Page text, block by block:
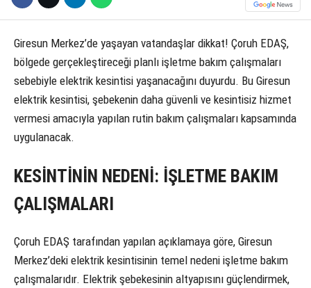
Giresun Merkez’de yaşayan vatandaşlar dikkat! Çoruh EDAŞ,
bölgede gerçekleştireceği planlı işletme bakım çalışmaları
sebebiyle elektrik kesintisi yaşanacağını duyurdu. Bu Giresun
elektrik kesintisi, şebekenin daha güvenli ve kesintisiz hizmet
vermesi amacıyla yapılan rutin bakım çalışmaları kapsamında
uygulanacak.
KESİNTİNİN NEDENİ: İŞLETME BAKIM
ÇALIŞMALARI
Çoruh EDAŞ tarafından yapılan açıklamaya göre, Giresun
Merkez’deki elektrik kesintisinin temel nedeni işletme bakım
çalışmalarıdır. Elektrik şebekesinin altyapısını güçlendirmek,